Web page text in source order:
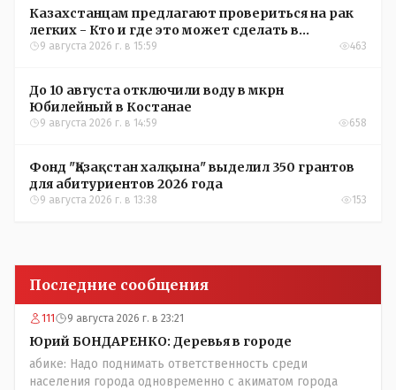
Казахстанцам предлагают провериться на рак
легких - Кто и где это может сделать в
Костанайской области
9 августа 2026 г. в 15:59 463
До 10 августа отключили воду в мкрн
Юбилейный в Костанае
9 августа 2026 г. в 14:59 658
Фонд "Қазақстан халқына" выделил 350 грантов
для абитуриентов 2026 года
9 августа 2026 г. в 13:38 153
Последние сообщения
111 9 августа 2026 г. в 23:21
Юрий БОНДАРЕНКО: Деревья в городе
абике: Надо поднимать ответственность среди
населения города одновременно с акиматом города